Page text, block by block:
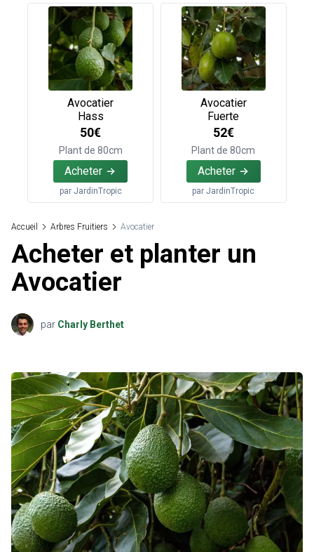
Avocatier
Hass
50€
Plant de 80cm
Acheter
par JardinTropic
Avocatier
Fuerte
52€
Plant de 80cm
Acheter
parJardinTropic
Accueil Arbres Fruitiers Avocatier
Acheter et planter un
Avocatier
par Charly Berthet